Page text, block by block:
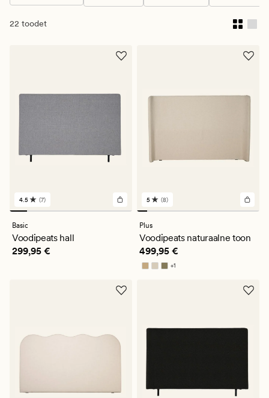
22 toodet
7
arvustust
keskmise
hinnanguga
4.5
4.5 (7)
Basic
Voodipeats hall
Pris_ee 299,95 €
299,95 €
8
arvustust
keskmise
hinnanguga
5
5 (8)
Plus
Voodipeats naturaalne toon
Pris_ee 499,95 €
499,95 €
+1Saadaval rohkemates värvitoonides